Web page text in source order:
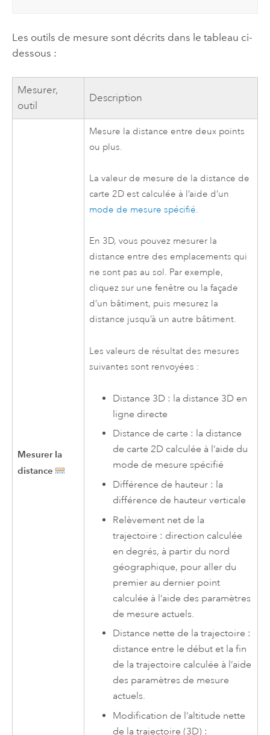
Les outils de mesure sont décrits dans le tableau ci-
dessous :
Mesurer,
outil
Description
Mesurer la
distance
Mesure la distance entre deux points
ou plus.
La valeur de mesure de la distance de
carte 2D est calculée à l’aide d’un
mode de mesure spécifié.
En 3D, vous pouvez mesurer la
distance entre des emplacements qui
ne sont pas au sol. Par exemple,
cliquez sur une fenêtre ou la façade
d’un bâtiment, puis mesurez la
distance jusqu’à un autre bâtiment.
Les valeurs de résultat des mesures
suivantes sont renvoyées :
Distance 3D : la distance 3D en
ligne directe
Distance de carte : la distance
de carte 2D calculée à l’aide du
mode de mesure spécifié
Différence de hauteur : la
différence de hauteur verticale
Relèvement net de la
trajectoire : direction calculée
en degrés, à partir du nord
géographique, pour aller du
premier au dernier point
calculée à l’aide des paramètres
de mesure actuels.
Distance nette de la trajectoire :
distance entre le début et la fin
de la trajectoire calculée à l’aide
des paramètres de mesure
actuels.
Modification de l’altitude nette
de la trajectoire (3D) :